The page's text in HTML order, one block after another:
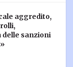
aggredito,
delle sanzioni